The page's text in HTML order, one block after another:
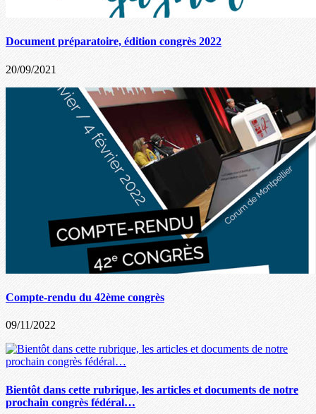
Document préparatoire, édition congrès 2022
20/09/2021
Compte-rendu du 42ème congrès
09/11/2022
Bientôt dans cette rubrique, les articles et documents de notre
prochain congrès fédéral…